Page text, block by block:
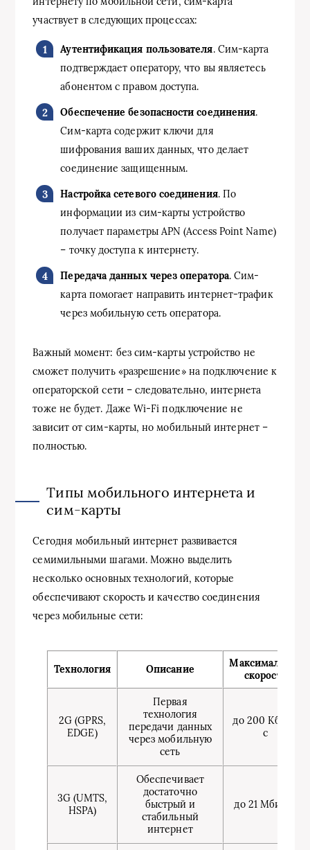
участвует в следующих процессах:
Аутентификация пользователя. Сим-карта
подтверждает оператору, что вы являетесь
абонентом с правом доступа.
Обеспечение безопасности соединения.
Сим-карта содержит ключи для
шифрования ваших данных, что делает
соединение защищенным.
Настройка сетевого соединения. По
информации из сим-карты устройство
получает параметры APN (Access Point Name)
– точку доступа к интернету.
Передача данных через оператора. Сим-
карта помогает направить интернет-трафик
через мобильную сеть оператора.
Важный момент: без сим-карты устройство не
сможет получить «разрешение» на подключение к
операторской сети – следовательно, интернета
тоже не будет. Даже Wi-Fi подключение не
зависит от сим-карты, но мобильный интернет –
полностью.
Типы мобильного интернета и
сим-карты
Сегодня мобильный интернет развивается
семимильными шагами. Можно выделить
несколько основных технологий, которые
обеспечивают скорость и качество соединения
через мобильные сети:
Технология Описание
Максимальная
скорость
2G (GPRS,
EDGE)
Первая
технология
передачи данных
через мобильную
сеть
до 200 Кбит/
с
3G (UMTS,
HSPA)
Обеспечивает
достаточно
быстрый и
стабильный
интернет
до 21 Мбит/с